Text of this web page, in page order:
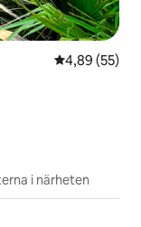
4,89 av 5 i
4,89 (55)
i närheten